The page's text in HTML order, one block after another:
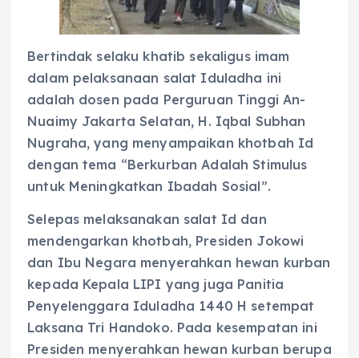
Bertindak selaku khatib sekaligus imam
dalam pelaksanaan salat Iduladha ini
adalah dosen pada Perguruan Tinggi An-
Nuaimy Jakarta Selatan, H. Iqbal Subhan
Nugraha, yang menyampaikan khotbah Id
dengan tema “Berkurban Adalah Stimulus
untuk Meningkatkan Ibadah Sosial”.
Selepas melaksanakan salat Id dan
mendengarkan khotbah, Presiden Jokowi
dan Ibu Negara menyerahkan hewan kurban
kepada Kepala LIPI yang juga Panitia
Penyelenggara Iduladha 1440 H setempat
Laksana Tri Handoko. Pada kesempatan ini
Presiden menyerahkan hewan kurban berupa